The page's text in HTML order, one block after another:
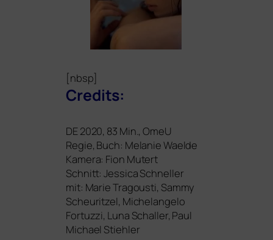
[nbsp]
Credits:
DE2020, 83 Min., OmeU
Regie, Buch: Melanie Waelde
Kamera: Fion Mutert
Schnitt: Jessica Schneller
mit: Marie Tragousti, Sammy
Scheuritzel, Michelangelo
Fortuzzi, Luna Schaller, Paul
Michael Stiehler